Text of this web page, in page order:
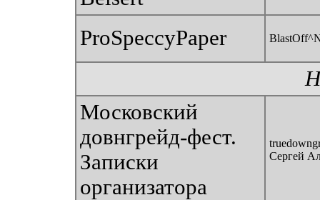
ProSpeccyPaper
Московский
довнгрейд-фест.
Записки
организатора
Сергей